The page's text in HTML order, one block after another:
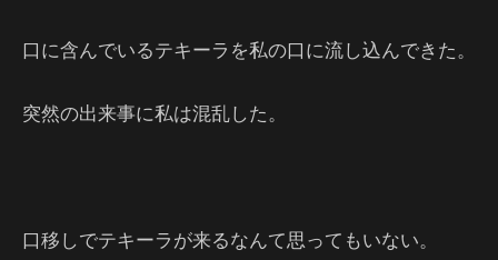
口に含んでいるテキーラを私の口に流し込んできた。
突然の出来事に私は混乱した。
口移しでテキーラが来るなんて思ってもいない。